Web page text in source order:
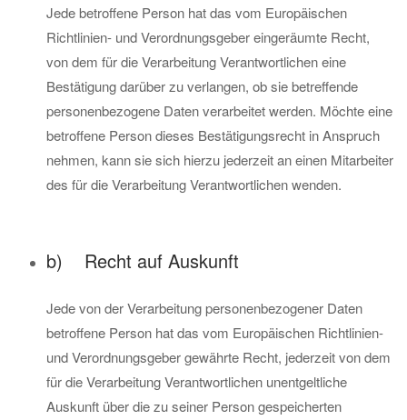
Jede betroffene Person hat das vom Europäischen
Richtlinien- und Verordnungsgeber eingeräumte Recht,
von dem für die Verarbeitung Verantwortlichen eine
Bestätigung darüber zu verlangen, ob sie betreffende
personenbezogene Daten verarbeitet werden. Möchte eine
betroffene Person dieses Bestätigungsrecht in Anspruch
nehmen, kann sie sich hierzu jederzeit an einen Mitarbeiter
des für die Verarbeitung Verantwortlichen wenden.
b) Recht auf Auskunft
Jede von der Verarbeitung personenbezogener Daten
betroffene Person hat das vom Europäischen Richtlinien-
und Verordnungsgeber gewährte Recht, jederzeit von dem
für die Verarbeitung Verantwortlichen unentgeltliche
Auskunft über die zu seiner Person gespeicherten